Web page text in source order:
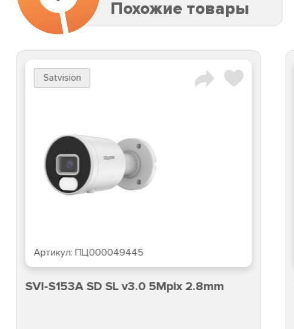
Похожие товары
Satvision
Артикул: ПЦ000049445
SVI-S153A SD SL v3.0 5Mpix 2.8mm